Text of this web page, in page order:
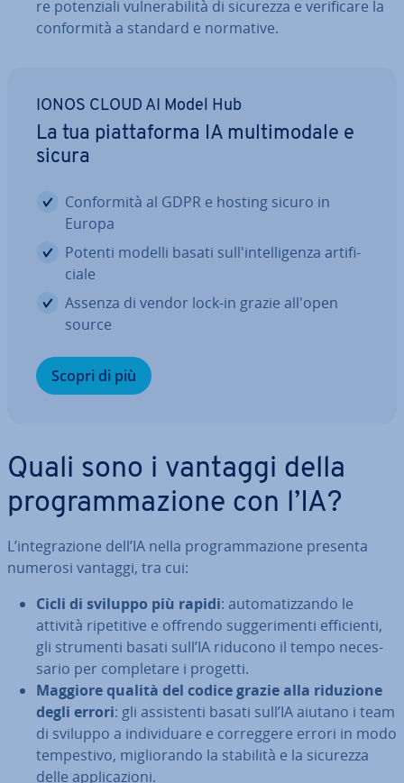
re po­ten­zia­li vul­ne­ra­bi­li­tà di sicurezza e ve­ri­fi­ca­re la
con­for­mi­tà a standard e normative.
IONOS CLOUD AI Model Hub
La tua piat­ta­for­ma IA mul­ti­mo­da­le e
sicura
Con­for­mi­tà al GDPR e hosting sicuro in
Europa
Potenti modelli basati sul­l'in­tel­li­gen­za ar­ti­fi­
cia­le
Assenza di vendor lock-in grazie all'open
source
Scopri di più
Quali sono i vantaggi della
pro­gram­ma­zio­ne con l’IA?
L’in­te­gra­zio­ne dell’IA nella pro­gram­ma­zio­ne presenta
numerosi vantaggi, tra cui:
Cicli di sviluppo più rapidi: au­to­ma­tiz­zan­do le
attività ri­pe­ti­ti­ve e offrendo sug­ge­ri­men­ti ef­fi­cien­ti,
gli strumenti basati sull’IA riducono il tempo ne­ces­
sa­rio per com­ple­ta­re i progetti.
Maggiore qualità del codice grazie alla riduzione
degli errori: gli as­si­sten­ti basati sull’IA aiutano i team
di sviluppo a in­di­vi­dua­re e cor­reg­ge­re errori in modo
tem­pe­sti­vo, mi­glio­ran­do la stabilità e la sicurezza
delle ap­pli­ca­zio­ni.